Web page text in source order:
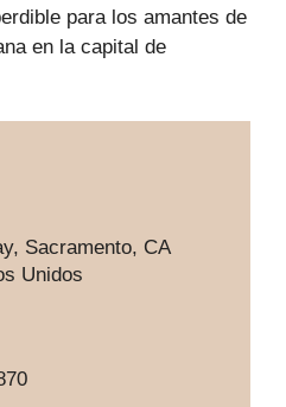
para los amantes de
en la capital de
Sacramento, CA
Unidos